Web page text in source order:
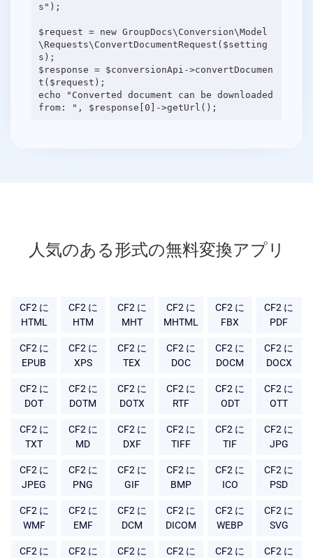
s");
$request = new GroupDocs\Conversion\Model
\Requests\ConvertDocumentRequest($setting
s);
$response = $conversionApi->convertDocumen
t($request);
echo "Converted document can be downloaded
人気のある形式の無料変換アプリ
CF2 に
HTML
CF2 に
HTM
CF2 に
MHT
CF2 に
MHTML
CF2 に
FBX
CF2 に
PDF
CF2 に
EPUB
CF2 に
XPS
CF2 に
TEX
CF2 に
DOC
CF2 に
DOCM
CF2 に
DOCX
CF2 に
DOT
CF2 に
DOTM
CF2 に
DOTX
CF2 に
RTF
CF2 に
ODT
CF2 に
OTT
CF2 に
TXT
CF2 に
MD
CF2 に
DXF
CF2 に
TIFF
CF2 に
TIF
CF2 に
JPG
CF2 に
JPEG
CF2 に
PNG
CF2 に
GIF
CF2 に
BMP
CF2 に
ICO
CF2 に
PSD
CF2 に
WMF
CF2 に
EMF
CF2 に
DCM
CF2 に
DICOM
CF2 に
WEBP
CF2 に
SVG
CF2 に CF2 に CF2 に CF2 に CF2 に CF2 に